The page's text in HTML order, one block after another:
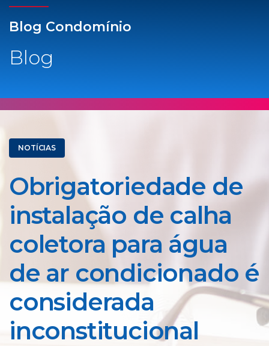
Blog Condomínio
Blog
NOTÍCIAS
Obrigatoriedade de
instalação de calha
coletora para água
de ar condicionado é
considerada
inconstitucional